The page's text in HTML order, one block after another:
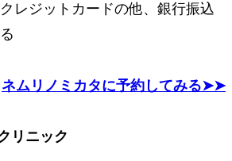
レジットカードの他、銀行振込
ネムリノミカタに予約してみる➤➤
リニック